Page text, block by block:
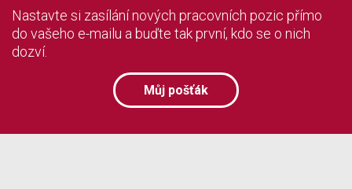
Nastavte si zasílání nových pracovních pozic přímo
do vašeho e-mailu a buďte tak první, kdo se o nich
dozví.
Můj pošťák